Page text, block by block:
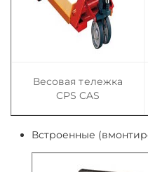
Весовая тележка
CPS CAS
Встроенные